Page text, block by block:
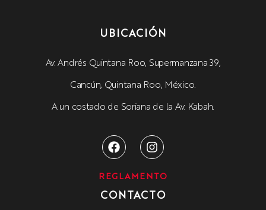
UBICACIÓN
Av. Andrés Quintana Roo, Supermanzana 39,
Cancún, Quintana Roo, México.
A un costado de Soriana de la Av. Kabah.
REGLAMENTO
CONTACTO